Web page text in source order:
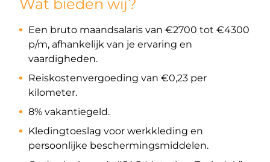
Wat bieden wij?
Een bruto maandsalaris van €2700 tot €4300
p/m, afhankelijk van je ervaring en
vaardigheden.
Reiskostenvergoeding van €0,23 per
kilometer.
8% vakantiegeld.
Kledingtoeslag voor werkkleding en
persoonlijke beschermingsmiddelen.